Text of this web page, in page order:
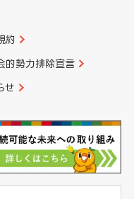
約
的勢力排除宣言
せ